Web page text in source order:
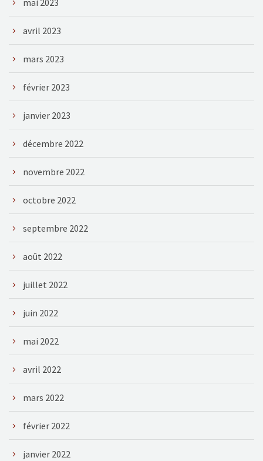
mai 2023
avril 2023
mars 2023
février 2023
janvier 2023
décembre 2022
novembre 2022
octobre 2022
septembre 2022
août 2022
juillet 2022
juin 2022
mai 2022
avril 2022
mars 2022
février 2022
janvier 2022